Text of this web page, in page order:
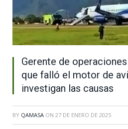
Gerente de
que falló el motor de
investigan las causas
BY QAMASA ON 27 DE ENERO DE 2025